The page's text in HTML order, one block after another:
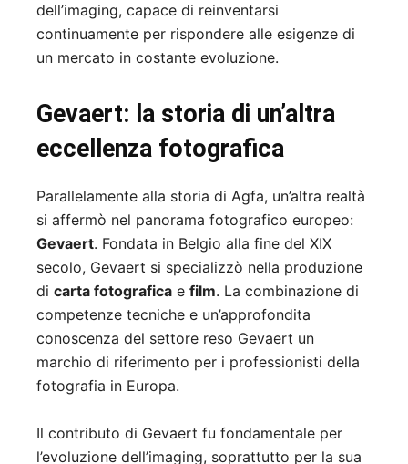
dell’imaging, capace di reinventarsi
continuamente per rispondere alle esigenze di
un mercato in costante evoluzione.
Gevaert: la storia di un’altra
eccellenza fotografica
Parallelamente alla storia di Agfa, un’altra realtà
si affermò nel panorama fotografico europeo:
Gevaert. Fondata in Belgio alla fine del XIX
secolo, Gevaert si specializzò nella produzione
di carta fotografica e film. La combinazione di
competenze tecniche e un’approfondita
conoscenza del settore reso Gevaert un
marchio di riferimento per i professionisti della
fotografia in Europa.
Il contributo di Gevaert fu fondamentale per
l’evoluzione dell’imaging, soprattutto per la sua